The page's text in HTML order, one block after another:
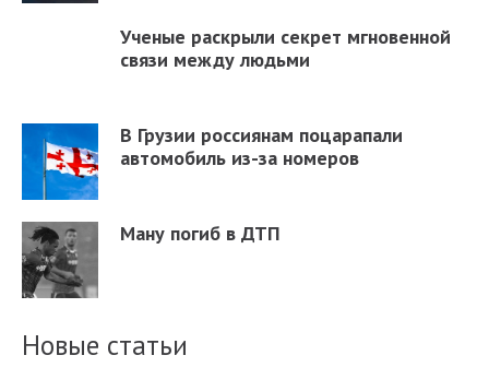
Ученые раскрыли секрет мгновенной
связи между людьми
В Грузии россиянам поцарапали
автомобиль из-за номеров
Ману погиб в ДТП
Новые статьи